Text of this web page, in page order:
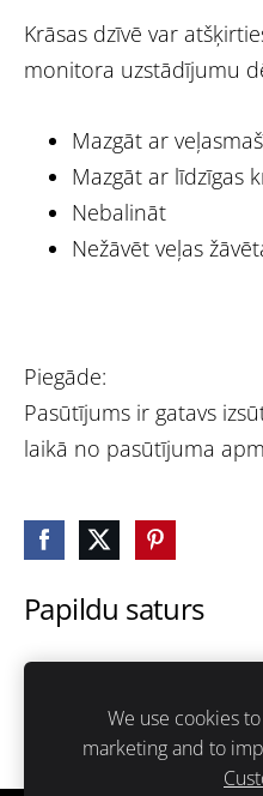
Papildu saturs
Šeit var ievadīt papildus
nav, tad šo bloku var
ikoniņas augšējā stūrī.
Krāsas dzīvē var
monitora uzstādījumu
Mazgāt ar
Mazgāt ar līdzīgas
Nebalināt
Nežāvēt veļas
Piegāde:
Pasūtījums ir gatavs
laikā no pasūtījuma
We use cookies
marketing and to